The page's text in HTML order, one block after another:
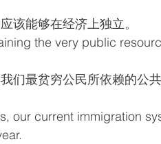
该能够在经济上独立。
the very public
们最贫穷公民所依赖的公
our current immigration